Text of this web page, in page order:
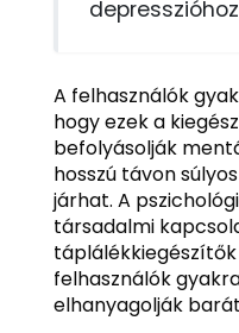
A felhasználók
hogy ezek a
befolyásolják
hosszú távon
járhat. A
társadalmi
felhasználók
elhanyagolják